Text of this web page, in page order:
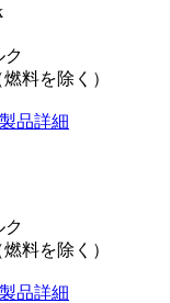
ク
料を除く）
製品詳細
ク
料を除く）
製品詳細